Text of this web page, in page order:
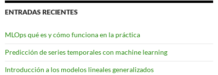
ENTRADAS RECIENTES
MLOps qué es y cómo funciona en la práctica
Predicción de series temporales con machine learning
Introducción a los modelos lineales generalizados